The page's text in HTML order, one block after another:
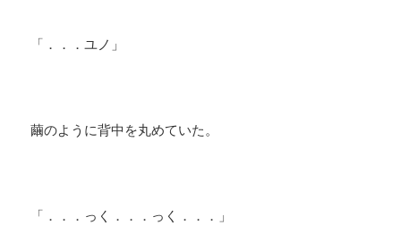
「．．．ユノ」
繭のように背中を丸めていた。
「．．．っく．．．っく．．．」